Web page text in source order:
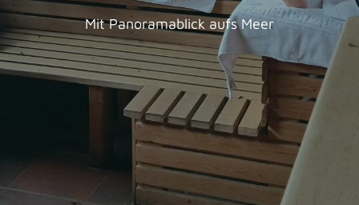
Mit Panoramablick aufs Meer